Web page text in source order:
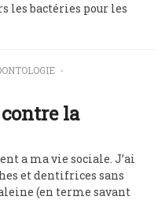
les bactéries pour les
la
a ma vie sociale. J’ai
et dentifrices sans
(en terme savant